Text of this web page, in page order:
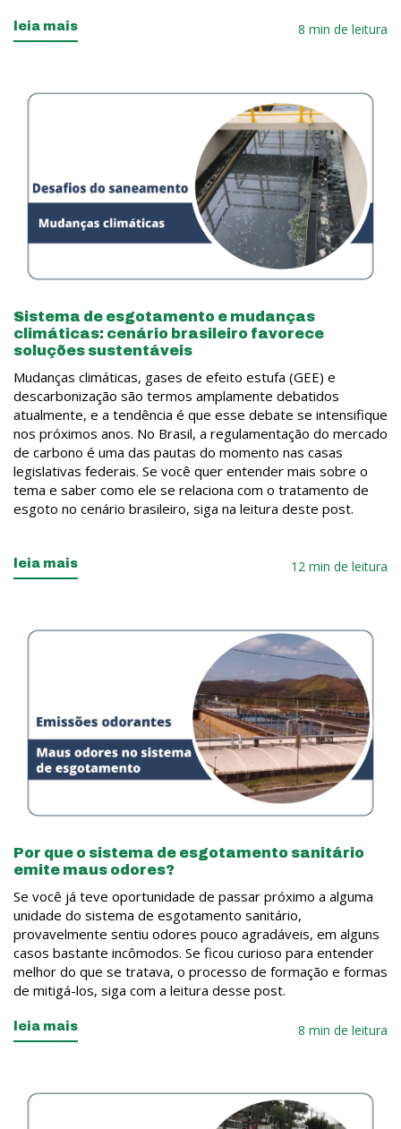
leia mais 8 min de leitura
Sistema de esgotamento e mudanças
climáticas: cenário brasileiro favorece
soluções sustentáveis
Mudanças climáticas, gases de efeito estufa (GEE) e
descarbonização são termos amplamente debatidos
atualmente, e a tendência é que esse debate se intensifique
nos próximos anos. No Brasil, a regulamentação do mercado
de carbono é uma das pautas do momento nas casas
legislativas federais. Se você quer entender mais sobre o
tema e saber como ele se relaciona com o tratamento de
esgoto no cenário brasileiro, siga na leitura deste post.
leia mais 12 min de leitura
Por que o sistema de esgotamento sanitário
emite maus odores?
Se você já teve oportunidade de passar próximo a alguma
unidade do sistema de esgotamento sanitário,
provavelmente sentiu odores pouco agradáveis, em alguns
casos bastante incômodos. Se ficou curioso para entender
melhor do que se tratava, o processo de formação e formas
de mitigá-los, siga com a leitura desse post.
leia mais 8 min de leitura